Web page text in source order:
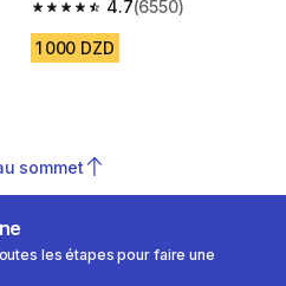
4.7
4.7 out of 5 stars from 6550
(6550)
1 000 DZD
sommet
les étapes pour faire une